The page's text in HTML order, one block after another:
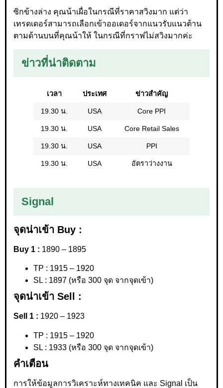
ซิกข้างล่าง คุณน้าเผื่อในกรณีที่ราคาสวิงมาก แต่ว่า
เทรดเดอร์สามารถเลือกเข้าออเดอร์จากแนวรับแนวต้าน
ตามด้านบนที่คุณน้าให้ ในกรณีที่กราฟไม่สวิงมากค่ะ
ข่าวที่น่าติดตาม
เวลา ประเทศ ข่าวสำคัญ
19.30 น. USA Core PPI
19.30 น. USA Core Retail Sales
19.30 น. USA PPI
19.30 น. USA อัตราว่างงาน
Signal
จุดน่าเข้า Buy :
Buy 1 : 1890 – 1895
TP : 1915 – 1920
SL : 1897 (หรือ 300 จุด จากจุดเข้า)
จุดน่าเข้า Sell :
Sell 1 : 1920 – 1923
TP : 1915 – 1920
SL : 1933 (หรือ 300 จุด จากจุดเข้า)
คำเตือน
การให้ข้อมูลการวิเคราะห์ทางเทคนิค และ Signal เป็น